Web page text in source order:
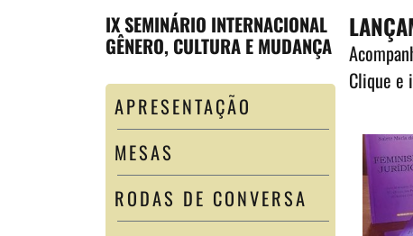
IX SEMINÁRIO INTERNACIONAL
GÊNERO, CULTURA E MUDANÇA
APRESENTAÇÃO
MESAS
RODAS DE CONVERSA
Clique e